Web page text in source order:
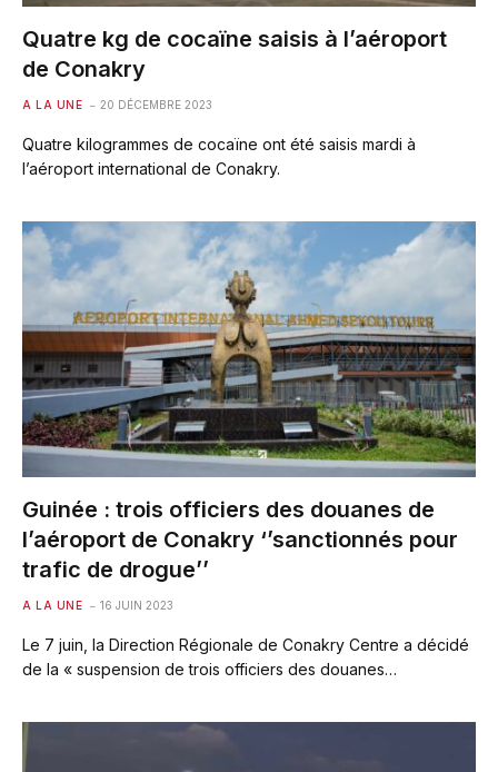
Quatre kg de cocaïne saisis à l’aéroport
de Conakry
A LA UNE 20 DÉCEMBRE 2023
Quatre kilogrammes de cocaïne ont été saisis mardi à
l’aéroport international de Conakry.
Guinée : trois officiers des douanes de
l’aéroport de Conakry ‘’sanctionnés pour
trafic de drogue’’
A LA UNE 16 JUIN 2023
Le 7 juin, la Direction Régionale de Conakry Centre a décidé
de la « suspension de trois officiers des douanes…